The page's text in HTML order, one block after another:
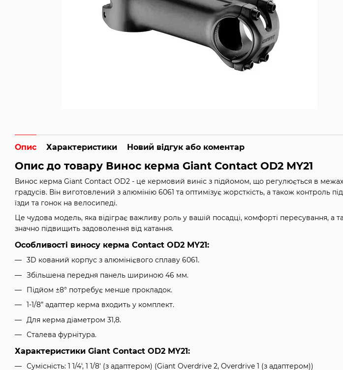
Опис Характеристики Новий відгук або коментар
Опис до товару Винос керма Giant Contact OD2 MY21
Винос керма Giant Contact OD2 - це кермовий виніс з підйомом, що регулюється в
градусів. Він виготовлений з алюмінію 6061 та оптимізує жорсткість, а також контроль
їзди та гонок на велосипеді.
Це чудова модель, яка відіграє важливу роль у вашій посадці, комфорті пересування, а
значно підвищить задоволення від катання.
Особливості виносу керма Contact OD2 MY21:
3D кований корпус з алюмінієвого сплаву 6061.
Збільшена передня панель шириною 46 мм.
Підйом ±8° потребує менше прокладок.
1-1/8” адаптер керма входить у комплект.
Для керма діаметром 31,8.
Сталева фурнітура.
Характеристики Giant Contact OD2 MY21:
Сумісність: 1 1/4', 1 1/8' (з адаптером) (Giant Overdrive 2, Overdrive 1 (з адаптером))